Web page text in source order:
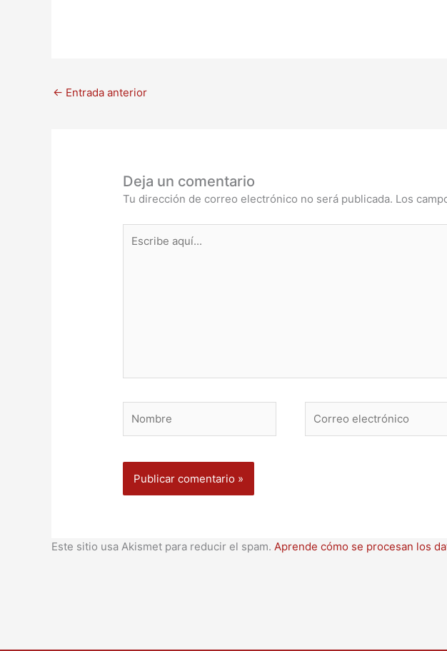
← Entrada anterior
Deja un comentario
Tu dirección de correo electrónico no será publicada. Los
aquí...
electrónico
Este sitio usa Akismet para reducir el spam. Aprende cómo se procesan los